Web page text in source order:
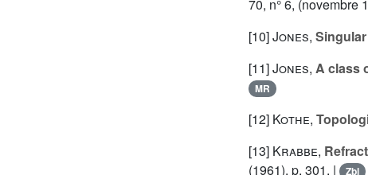
70, n° 6, (novembre
[10]Jones,
[11]Jones, A class
MR
[12] Kothe,
[13] Krabbe,
(1961), p. 301. |
Zbl